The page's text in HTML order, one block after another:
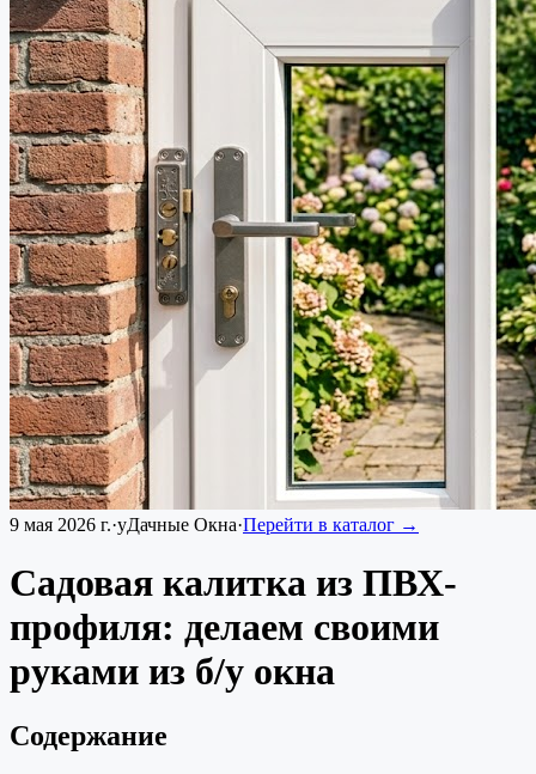
9 мая 2026 г.·уДачные Окна·Перейти в каталог →
Садовая калитка из ПВХ-
профиля: делаем своими
руками из б/у окна
Содержание